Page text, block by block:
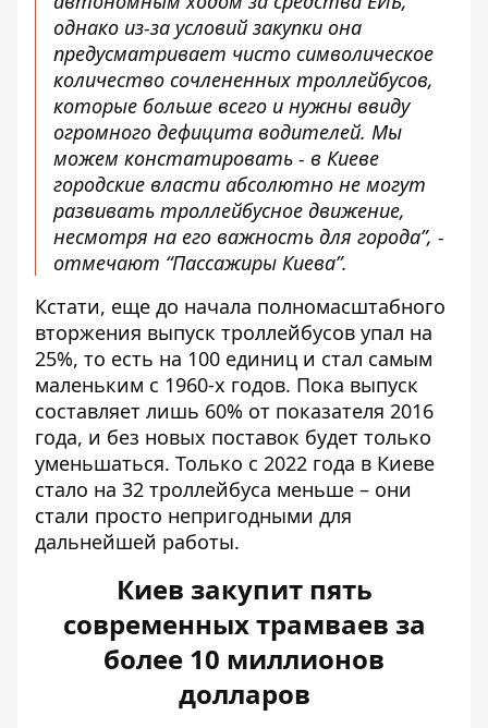
однако из-за условий закупки она
предусматривает чисто символическое
количество сочлененных троллейбусов,
которые больше всего и нужны ввиду
огромного дефицита водителей. Мы
можем констатировать - в Киеве
городские власти абсолютно не могут
развивать троллейбусное движение,
несмотря на его важность для города”, -
отмечают “Пассажиры Киева”.
Кстати, еще до начала полномасштабного
вторжения выпуск троллейбусов упал на
25%, то есть на 100 единиц и стал самым
маленьким с 1960-х годов. Пока выпуск
составляет лишь 60% от показателя 2016
года, и без новых поставок будет только
уменьшаться. Только с 2022 года в Киеве
стало на 32 троллейбуса меньше – они
стали просто непригодными для
дальнейшей работы.
Киев закупит пять
современных трамваев за
более 10 миллионов
долларов